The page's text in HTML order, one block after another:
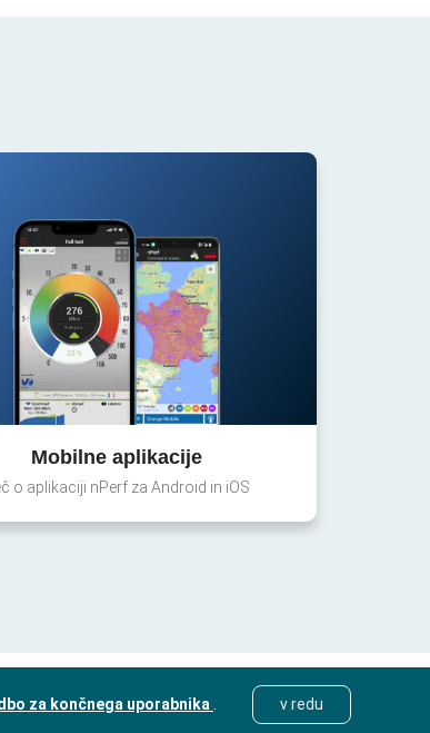
Mobilne aplikacije
o aplikaciji nPerf za Android in iOS
za končnega uporabnika v redu